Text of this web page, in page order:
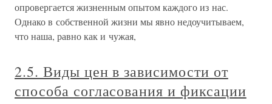
опровергается жизненным опытом каждого из нас.
Однако в собственной жизни мы явно недоучитываем,
что наша, равно как и чужая,
2.5. Виды цен в зависимости от
способа согласования и фиксации